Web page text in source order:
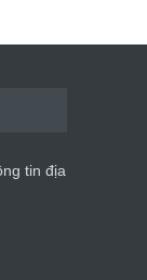
tin địa